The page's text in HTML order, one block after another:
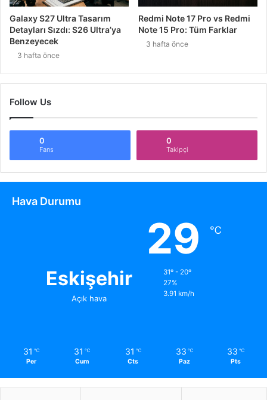
Galaxy S27 Ultra Tasarım
Detayları Sızdı: S26 Ultra’ya
Benzeyecek
3 hafta önce
Redmi Note 17 Pro vs Redmi
Note 15 Pro: Tüm Farklar
3 hafta önce
Follow Us
0
Fans
0
Takipçi
Hava Durumu
Eskişehir
Açık hava
29 ℃
31º - 20º
27%
3.91 km/h
31 ℃
Per
31 ℃
Cum
31 ℃
Cts
33 ℃
Paz
33 ℃
Pts